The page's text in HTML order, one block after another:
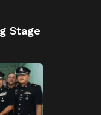
Stage